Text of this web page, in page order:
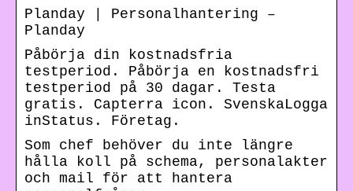
Planday | Personalhantering –
Planday
Påbörja din kostnadsfria
testperiod. Påbörja en kostnadsfri
testperiod på 30 dagar. Testa
gratis. Capterra icon. SvenskaLogga
inStatus. Företag.
Som chef behöver du inte längre
hålla koll på schema, personalakter
och mail för att hantera